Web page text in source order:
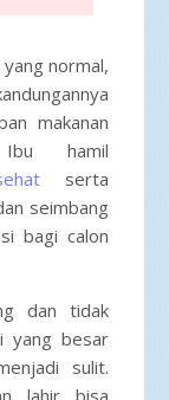
normal,
makanan
Ibu hamil
serta
seimbang
bagi calon
dan tidak
yang besar
sulit.
lahir bisa